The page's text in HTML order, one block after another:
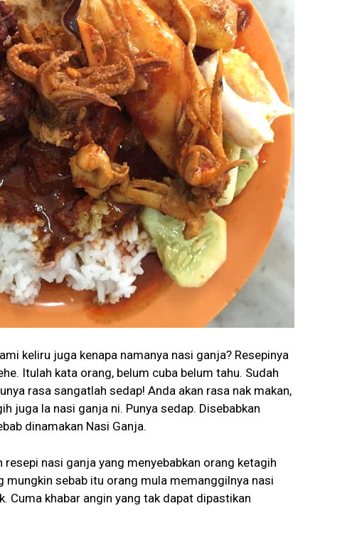
keliru juga kenapa namanya nasi ganja? Resepinya
Itulah kata orang, belum cuba belum tahu. Sudah
rasa sangatlah sedap! Anda akan rasa nak makan,
juga la nasi ganja ni. Punya sedap. Disebabkan
dinamakan Nasi Ganja.
resepi nasi ganja yang menyebabkan orang ketagih
mungkin sebab itu orang mula memanggilnya nasi
Cuma khabar angin yang tak dapat dipastikan